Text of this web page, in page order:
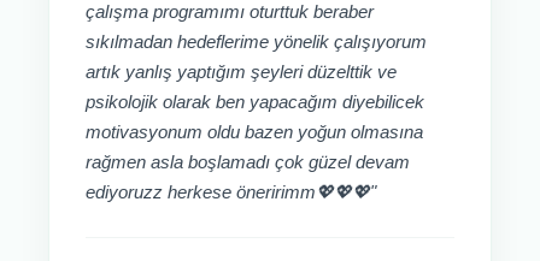
çalışma programımı oturttuk beraber
sıkılmadan hedeflerime yönelik çalışıyorum
artık yanlış yaptığım şeyleri düzelttik ve
psikolojik olarak ben yapacağım diyebilicek
motivasyonum oldu bazen yoğun olmasına
rağmen asla boşlamadı çok güzel devam
ediyoruzz herkese öneririmm💖💖💖"